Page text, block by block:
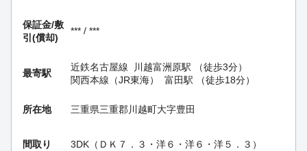
保証金/敷
引(償却)
*** / ***
最寄駅
近鉄名古屋線 川越富洲原駅 （徒歩3分）
関西本線（JR東海）
富田駅 （徒歩18分）
所在地 三重県三重郡川越町大字豊田
間取り 3DK（ＤＫ７．３・洋６・洋６・洋５．３）